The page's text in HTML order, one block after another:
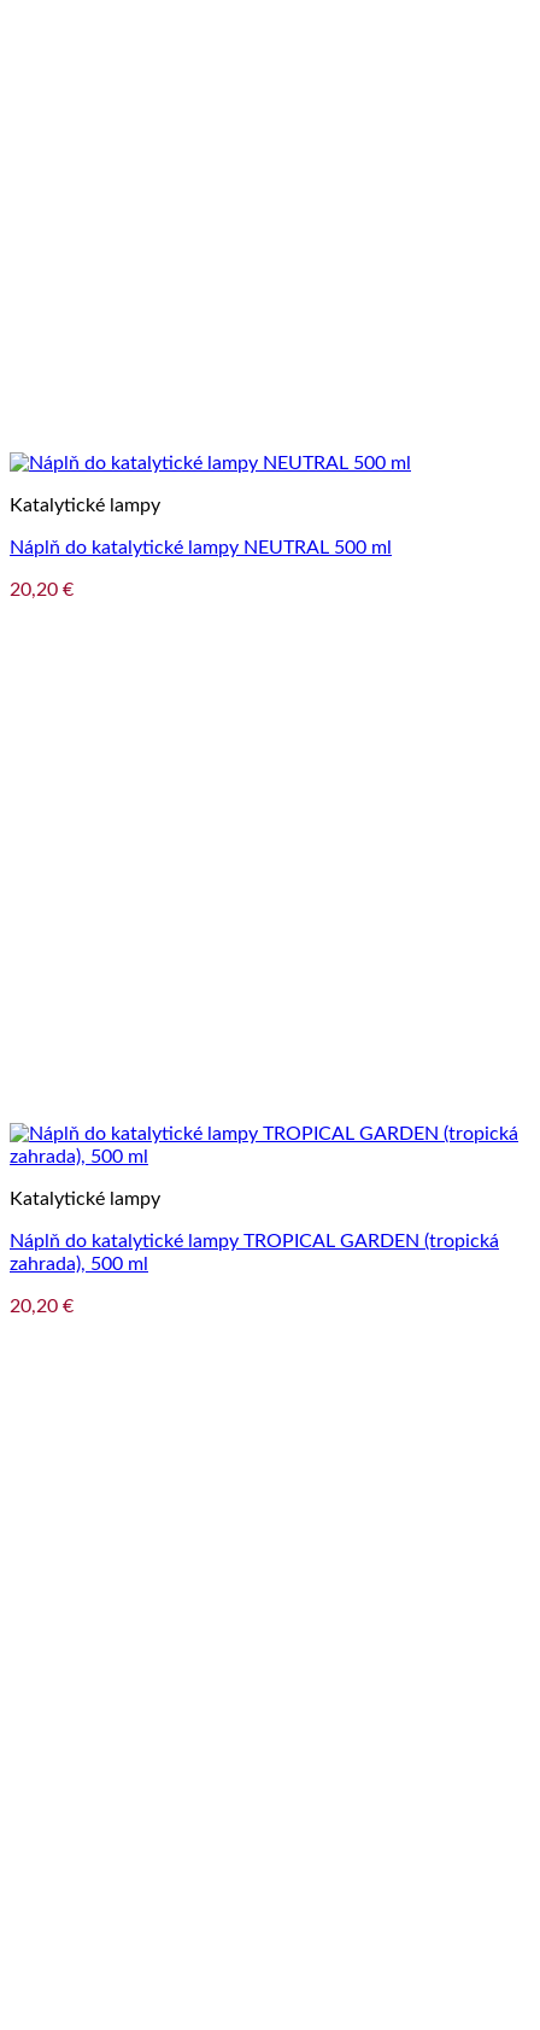
Katalytické lampy
Náplň do katalytické lampy NEUTRAL 500 ml
20,20 €
Katalytické lampy
Náplň do katalytické lampy TROPICAL GARDEN (tropická
zahrada), 500 ml
20,20 €